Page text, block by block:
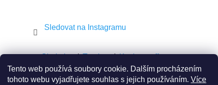
Tento web používá soubory cookie. Dalším procházením
tohoto webu vyjadřujete souhlas s jejich používáním. Více
Sledovat na Instagramu
Shekel.cz Torah.cz Kosher-coffee.cz